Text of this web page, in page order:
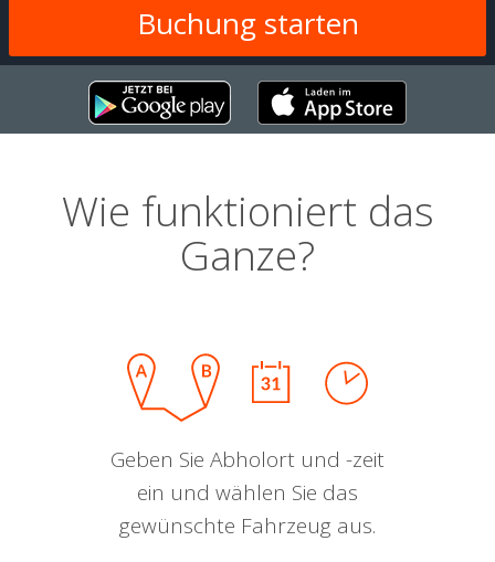
Wie funktioniert das
Ganze?
Geben Sie Abholort und -zeit
ein und wählen Sie das
gewünschte Fahrzeug aus.